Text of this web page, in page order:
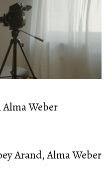
Alma Weber
Arand, Alma Weber